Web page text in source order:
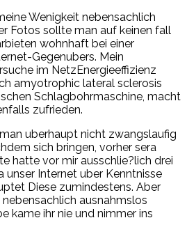
Wenigkeit nebensachlich
Fotos sollte man auf keinen fall
wohnhaft bei einer
Gegenubers. Mein
im NetzEnergieeffizienz
amyotrophic lateral sclerosis
Schlagbohrmaschine, macht
zufrieden.
uberhaupt nicht zwangslaufig
sich bringen, vorher sera
hatte vor mir ausschlie?lich drei
unser Internet uber Kenntnisse
Diese zumindestens. Aber
ausnahmslos
kame ihr nie und nimmer ins